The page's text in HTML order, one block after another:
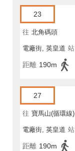
23
往 北角碼頭
電廠街, 英皇道 站
距離 190m
27
往 寶馬山(循環線)
電廠街, 英皇道 站
距離 190m